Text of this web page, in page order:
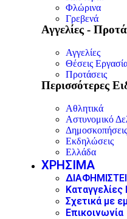
Φλώρινα
Γρεβενά
Αγγελίες -
Αγγελίες
Θέσεις
Προτάσεις
Περισσότερες
Αθλητικά
Αστυνομικό
Δημοσκοπήσεις
Εκδηλώσεις
Ελλάδα
ΧΡΗΣΙΜΑ
Σχετικά με
Επικοινωνία